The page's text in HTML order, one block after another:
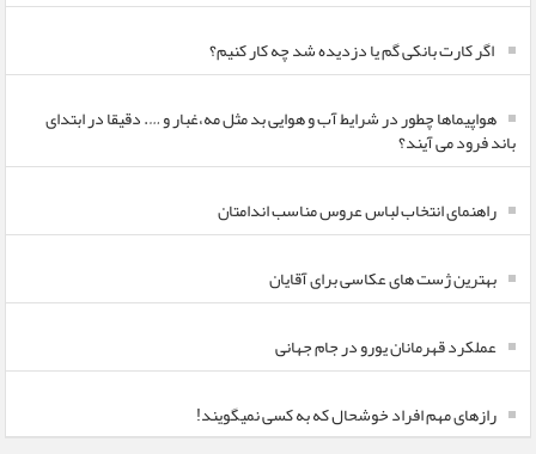
اگر کارت بانکی گم یا دزدیده شد چه کار کنیم؟
هواپیماها چطور در شرایط آب و هوایی بد مثل مه،غبار و …. دقیقا در ابتدای
باند فرود می آیند؟
راهنمای انتخاب لباس عروس مناسب اندامتان
بهترین ژست های عکاسی برای آقایان
عملکرد قهرمانان یورو در جام جهانی
رازهای مهم افراد خوشحال که به کسی نمیگویند!